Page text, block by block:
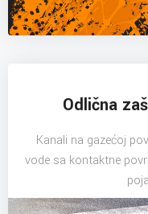
Odlična
Kanali na gazećoj
vode sa kontaktne